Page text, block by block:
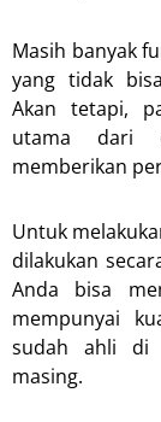
Masih banyak
yang tidak
Akan tetapi,
utama dari
memberikan
Untuk
dilakukan
Anda bisa
mempunyai
sudah ahli di
masing.